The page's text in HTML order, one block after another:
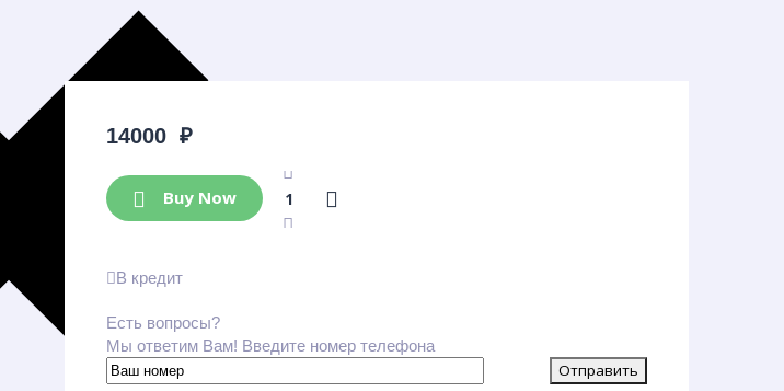
14000 ₽
Buy Now
В кредит
Есть вопросы?
Мы ответим Вам! Введите номер телефона